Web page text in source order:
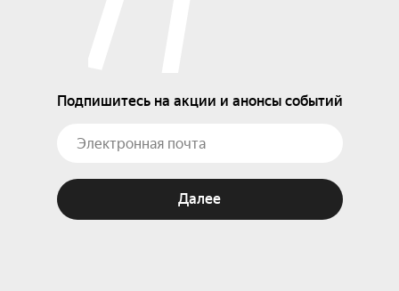
Подпишитесь на акции и анонсы событий
Далее